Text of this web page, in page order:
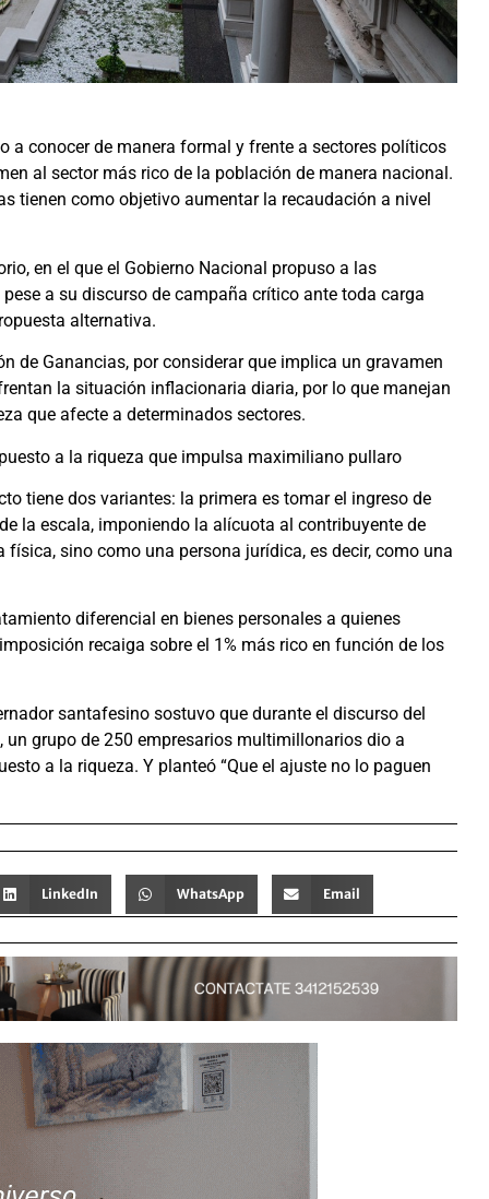
a conocer de manera formal y frente a sectores políticos
al sector más rico de la población de manera nacional.
tienen como objetivo aumentar la recaudación a nivel
en el que el Gobierno Nacional propuso a las
a su discurso de campaña crítico ante toda carga
alternativa.
de Ganancias, por considerar que implica un gravamen
la situación inflacionaria diaria, por lo que manejan
que afecte a determinados sectores.
a la riqueza que impulsa maximiliano pullaro
tiene dos variantes: la primera es tomar el ingreso de
la escala, imponiendo la alícuota al contribuyente de
sino como una persona jurídica, es decir, como una
diferencial en bienes personales a quienes
recaiga sobre el 1% más rico en función de los
santafesino sostuvo que durante el discurso del
grupo de 250 empresarios multimillonarios dio a
a la riqueza. Y planteó “Que el ajuste no lo paguen
LinkedIn WhatsApp Email